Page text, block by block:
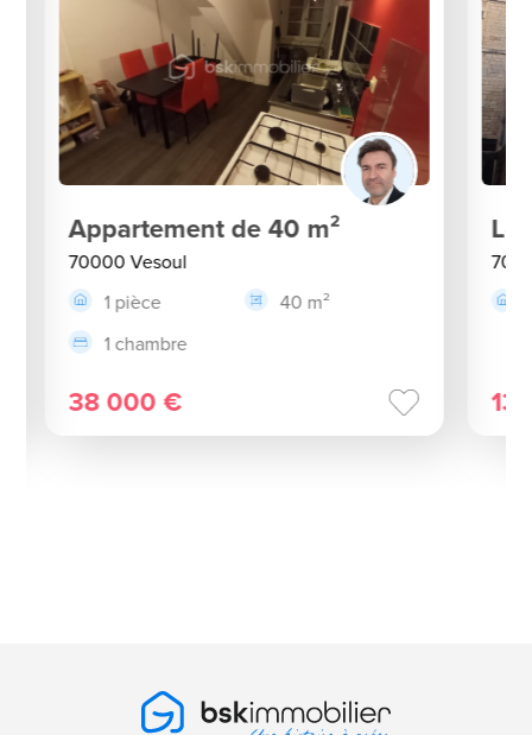
Appartement de 40 m²
70000 Vesoul
1 pièce
40 m²
1 chambre
38 000 € 13